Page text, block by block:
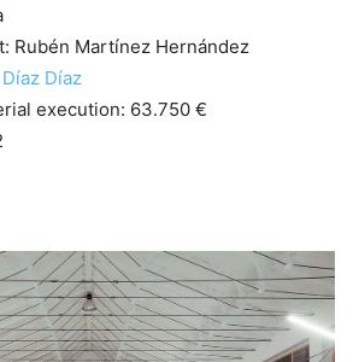
Rubén Martínez Hernández
Díaz
execution: 63.750 €